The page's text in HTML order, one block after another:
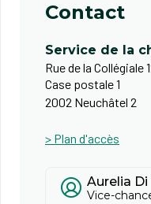
Contact
Service de la
Rue de la Collégiale
Case postale 1
2002 Neuchâtel 2
> Plan d'accès
Aurelia
Vice-